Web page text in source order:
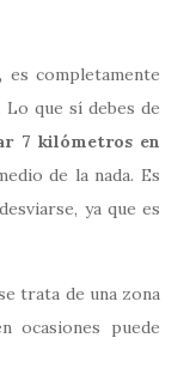
es completamente
que sí debes de
7 kilómetros en
de la nada. Es
ya que es
trata de una zona
ocasiones puede